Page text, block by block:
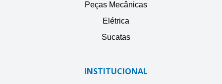
Peças Mecânicas
Elétrica
Sucatas
INSTITUCIONAL